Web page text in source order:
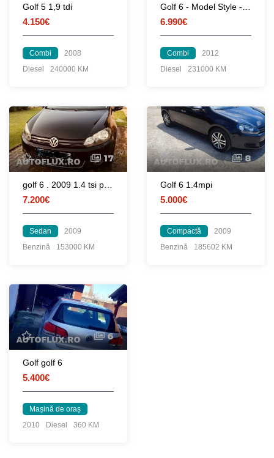
Golf 5 1,9 tdi
4.150€
Combi
2008
Diesel
240000 KM
6.990€
Combi
2012
Diesel
231000 KM
17
7.200€
Sedan
2009
Benzină
153000 KM
8
Golf 6 1.4mpi
5.000€
Compactă
2009
Benzină
185602 KM
6
Golf golf 6
5.400€
Mașină de oraș
2010
Diesel 360 KM